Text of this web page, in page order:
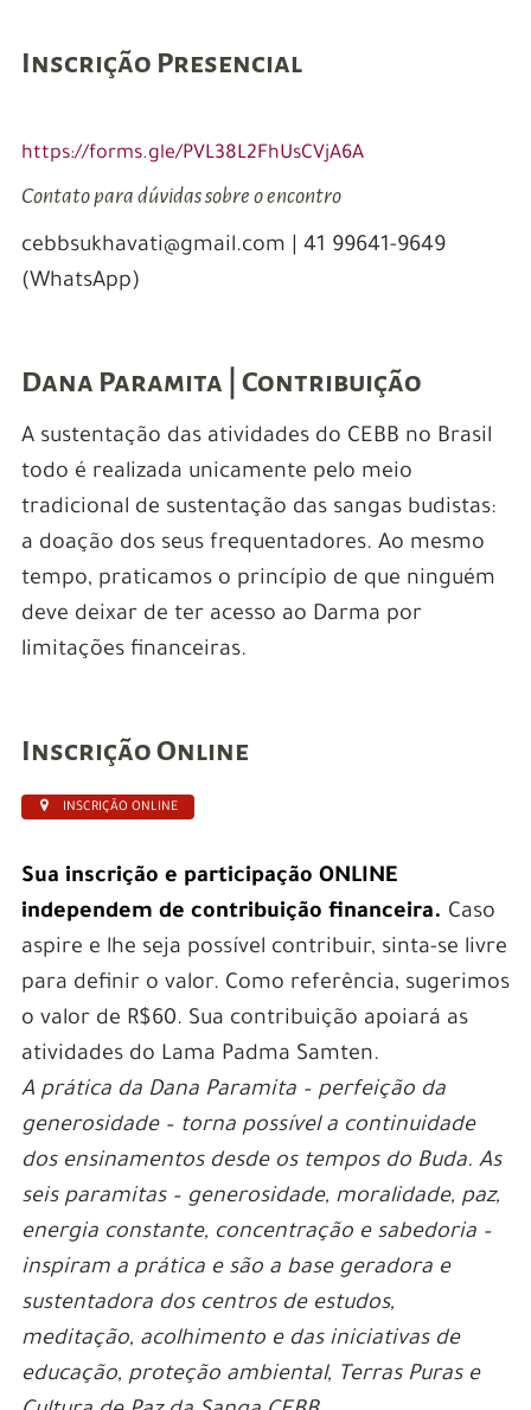
Inscrição Presencial
https://forms.gle/PVL38L2FhUsCVjA6A
Contato para dúvidas sobre o encontro
cebbsukhavati@gmail.com | 41 99641-9649
(WhatsApp)
Dana Paramita | Contribuição
A sustentação das atividades do CEBB no Brasil
todo é realizada unicamente pelo meio
tradicional de sustentação das sangas budistas:
a doação dos seus frequentadores. Ao mesmo
tempo, praticamos o princípio de que ninguém
deve deixar de ter acesso ao Darma por
limitações financeiras.
Inscrição Online
INSCRIÇÃO ONLINE
Sua inscrição e participação ONLINE
independem de contribuição financeira. Caso
aspire e lhe seja possível contribuir, sinta-se livre
para definir o valor. Como referência, sugerimos
o valor de R$60. Sua contribuição apoiará as
atividades do Lama Padma Samten.
A prática da Dana Paramita – perfeição da
generosidade – torna possível a continuidade
dos ensinamentos desde os tempos do Buda. As
seis paramitas – generosidade, moralidade, paz,
energia constante, concentração e sabedoria –
inspiram a prática e são a base geradora e
sustentadora dos centros de estudos,
meditação, acolhimento e das iniciativas de
educação, proteção ambiental, Terras Puras e